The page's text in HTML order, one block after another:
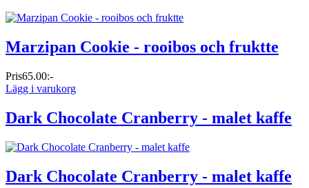
Marzipan Cookie - rooibos och fruktte
Pris65.00:-
Lägg i varukorg
Dark Chocolate Cranberry - malet kaffe
Dark Chocolate Cranberry - malet kaffe